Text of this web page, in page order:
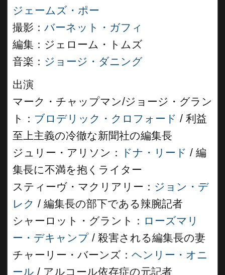
ジェームズ・ポー
撮影： バーネット・ガフィ
編集：ジェローム・トムズ
音楽： ジョージ・ダニング
出演
マーク・チャップマン/ジョージ・グラン
ト： ブロデリック・クロフォード / 利益
至上主義の冷徹な新聞社の編集長
ジュリー・アリソン：
ドナ・リード / 編
集長に不満を抱くライター
スティーヴ・マクリアリー： ジョン・デ
レク / 編集長の部下である辣腕記者
シャーロット・グラント： ローズマリ
ー・デキャンプ / 殺害される編集長の妻
チャーリー・バーンズ： ヘンリー・オニ
ール / アルコール依存症の元記者